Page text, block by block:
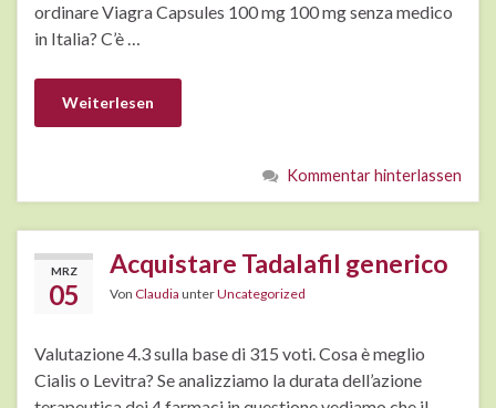
ordinare Viagra Capsules 100 mg 100 mg senza medico
in Italia? C’è …
Weiterlesen
Kommentar hinterlassen
MRZ
05
Acquistare Tadalafil generico
Von Claudia unterUncategorized
Valutazione 4.3 sulla base di 315 voti. Cosa è meglio
Cialis o Levitra? Se analizziamo la durata dell’azione